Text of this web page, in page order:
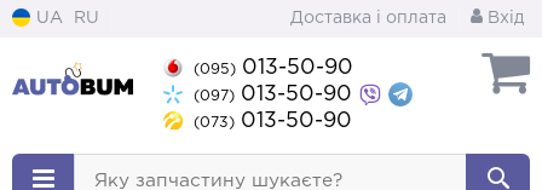
UA RU Доставка і оплата Вхід
(095) 013-50-90
(097) 013-50-90
(073) 013-50-90
Яку запчастину шукаєте?